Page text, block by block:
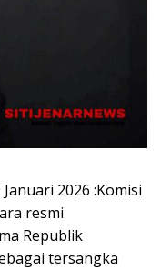
2026 :Komisi
resmi
Republik
tersangka